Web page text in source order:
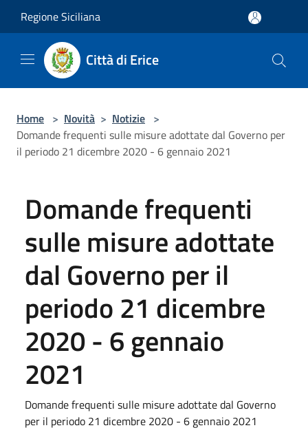
Regione Siciliana
Città di Erice
Home > Novità > Notizie >
Domande frequenti sulle misure adottate dal Governo per
il periodo 21 dicembre 2020 - 6 gennaio 2021
Domande frequenti
sulle misure adottate
dal Governo per il
periodo 21 dicembre
2020 - 6 gennaio
2021
Domande frequenti sulle misure adottate dal Governo
per il periodo 21 dicembre 2020 - 6 gennaio 2021